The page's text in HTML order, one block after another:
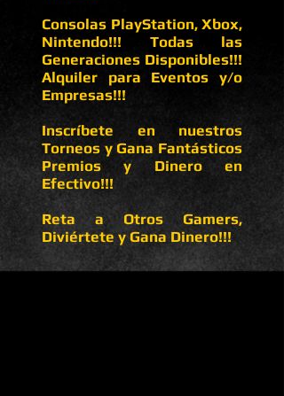
Consolas PlayStation, Xbox,
Nintendo!!! Todas las
Generaciones Disponibles!!!
Alquiler para Eventos y/o
Empresas!!!
Inscríbete en nuestros
Torneos y Gana Fantásticos
Premios y Dinero en
Efectivo!!!
Reta a Otros Gamers,
Diviértete y Gana Dinero!!!